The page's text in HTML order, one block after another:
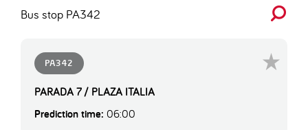
Bus stop PA342
PA342
PARADA 7 / PLAZA ITALIA
Prediction time: 06:00